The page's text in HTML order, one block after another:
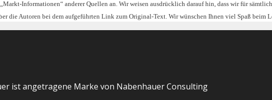
Informationen“ anderer Quellen an. Wir weisen ausdrücklich darauf hin, dass wir für
die Autoren bei dem aufgeführten Link zum Original-Text. Wir wünschen Ihnen viel Spaß beim
ist angetragene Marke von Nabenhauer Consulting